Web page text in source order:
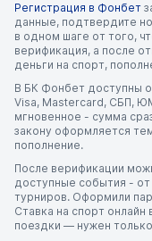
Регистрация в Фонбет
данные, подтвердите
в одном шаге от того,
верификация, а после
деньги на спорт,
В БК Фонбет доступны
Visa, Mastercard, СБП,
мгновенное - сумма
закону оформляется
пополнение.
После верификации
доступные события -
турниров. Оформили
Ставка на спорт
поездки — нужен